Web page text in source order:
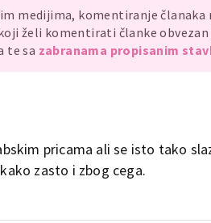
medijima, komentiranje članaka
želi komentirati članke
te sa zabranama propisanim
pricama ali se isto tako
zasto i zbog cega.